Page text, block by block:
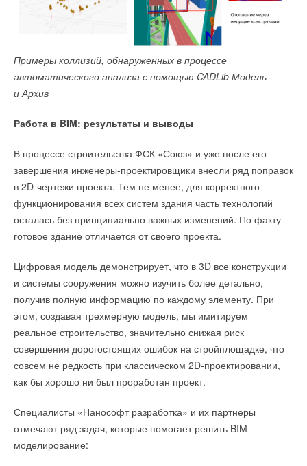
Примеры коллизий, обнаруженных в процессе
автоматического анализа с помощью CADLib Модель
и Архив
Работа в BIM: результаты и выводы
В процессе строительства ФСК «Союз» и уже после его
завершения инженеры-проектировщики внесли ряд поправок
в 2D-чертежи проекта. Тем не менее, для корректного
функционирования всех систем здания часть технологий
осталась без принципиально важных изменений. По факту
готовое здание отличается от своего проекта.
Цифровая модель демонстрирует, что в 3D все конструкции
и системы сооружения можно изучить более детально,
получив полную информацию по каждому элементу. При
этом, создавая трехмерную модель, мы имитируем
реальное строительство, значительно снижая риск
совершения дорогостоящих ошибок на стройплощадке, что
совсем не редкость при классическом 2D-проектировании,
как бы хорошо ни был проработан проект.
Специалисты «Нанософт разработка» и их партнеры
отмечают ряд задач, которые помогает решить BIM-
моделирование: